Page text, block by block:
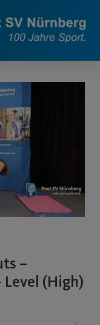
–
(High)